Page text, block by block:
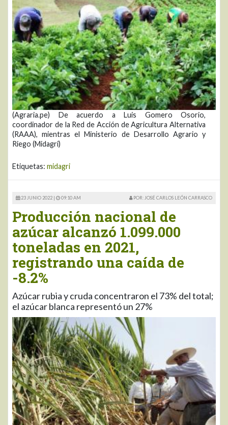
(Agraria.pe) De acuerdo a Luis Gomero Osorio,
coordinador de la Red de Acción de Agricultura Alternativa
(RAAA), mientras el Ministerio de Desarrollo Agrario y
Riego (Midagri)
Etiquetas: midagri
23 JUNIO 2022 | 09:10 AM POR: JOSÉ CARLOS LEÓN CARRASCO
Producción nacional de
azúcar alcanzó 1.099.000
toneladas en 2021,
registrando una caída de
-8.2%
Azúcar rubia y cruda concentraron el 73% del total;
el azúcar blanca representó un 27%